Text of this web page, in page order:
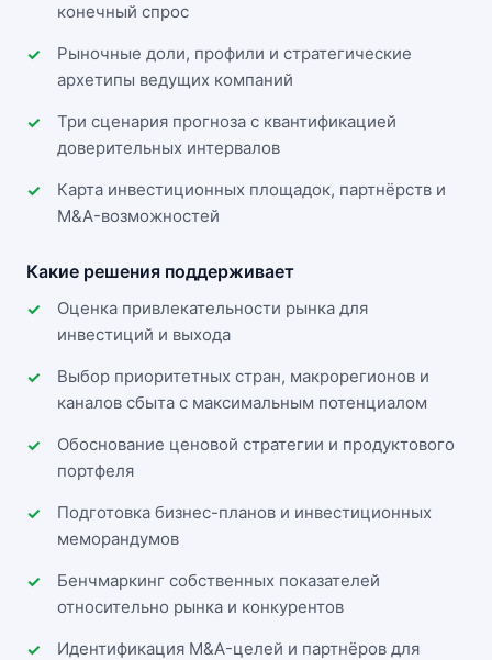
конечный спрос
Рыночные доли, профили и стратегические
архетипы ведущих компаний
Три сценария прогноза с квантификацией
доверительных интервалов
Карта инвестиционных площадок, партнёрств и
M&A-возможностей
Какие решения поддерживает
Оценка привлекательности рынка для
инвестиций и выхода
Выбор приоритетных стран, макрорегионов и
каналов сбыта с максимальным потенциалом
Обоснование ценовой стратегии и продуктового
портфеля
Подготовка бизнес-планов и инвестиционных
меморандумов
Бенчмаркинг собственных показателей
относительно рынка и конкурентов
Идентификация M&A-целей и партнёров для